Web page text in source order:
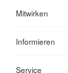
Mitwirken
Informieren
Service